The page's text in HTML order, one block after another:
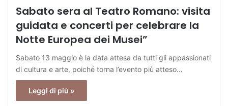
Sabato sera al Teatro Romano: visita
guidata e concerti per celebrare la
Notte Europea dei Musei”
Sabato 13 maggio è la data attesa da tutti gli appassionati
di cultura e arte, poiché torna l’evento più atteso…
Leggi di più »